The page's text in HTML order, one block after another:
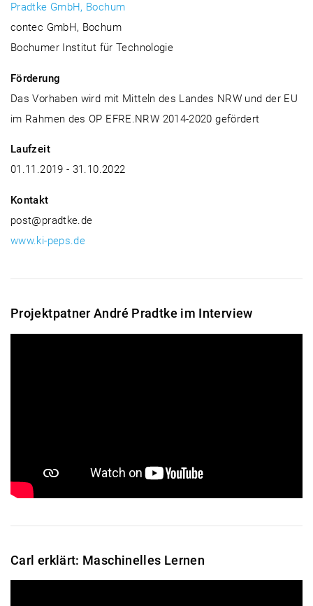
Pradtke GmbH, Bochum
contec GmbH, Bochum
Bochumer Institut für Technologie
Förderung
Das Vorhaben wird mit Mitteln des Landes NRW und der EU
im Rahmen des OP EFRE.NRW 2014-2020 gefördert
Laufzeit
01.11.2019 - 31.10.2022
Kontakt
post@pradtke.de
www.ki-peps.de
Projektpatner André Pradtke im Interview
Carl erklärt: Maschinelles Lernen